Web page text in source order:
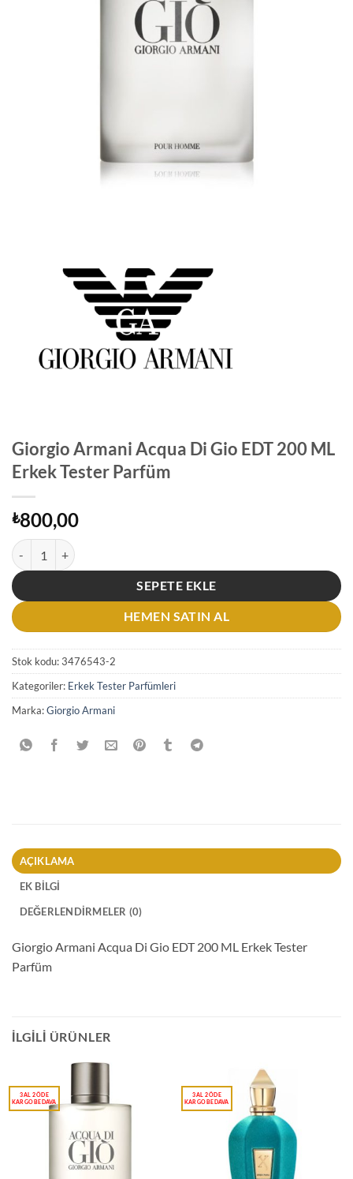
Giorgio Armani Acqua Di Gio EDT 200 ML
Erkek Tester Parfüm
₺800,00
Giorgio Armani Acqua Di Gio EDT 200 ML Erkek Tester Parfüm adet
SEPETE EKLE
HEMEN SATIN AL
Stok kodu:3476543-2
Kategoriler: Erkek Tester Parfümleri
Marka:Giorgio Armani
AÇIKLAMA
EK BILGI
DEĞERLENDIRMELER (0)
Giorgio Armani Acqua Di Gio EDT 200 ML Erkek Tester
Parfüm
İLGILI ÜRÜNLER